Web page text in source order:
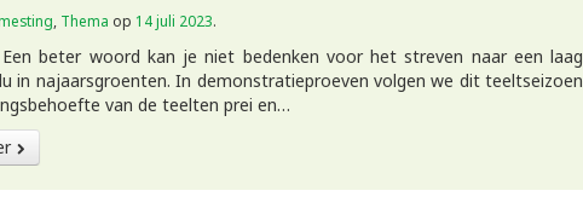
Thema op 14 juli 2023.
Een beter woord kan je niet bedenken voor het streven naar een laag
in najaarsgroenten. In demonstratieproeven volgen we dit teeltseizoen
van de teelten prei en…